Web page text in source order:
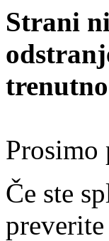
Strani
Prosimo
Če ste